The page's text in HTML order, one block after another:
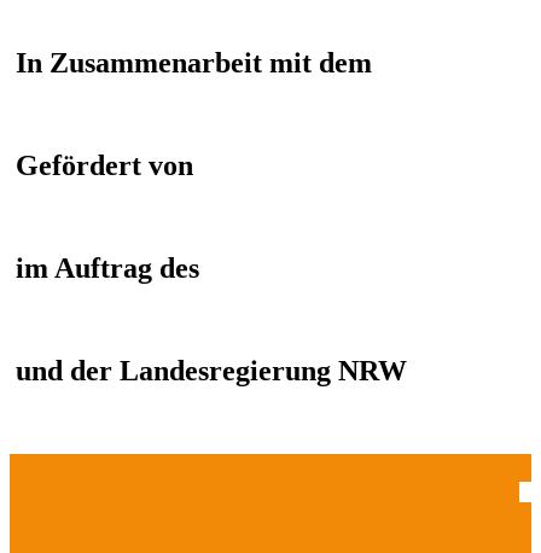
In Zusammenarbeit mit dem
Gefördert von
im Auftrag des
und der Landesregierung NRW